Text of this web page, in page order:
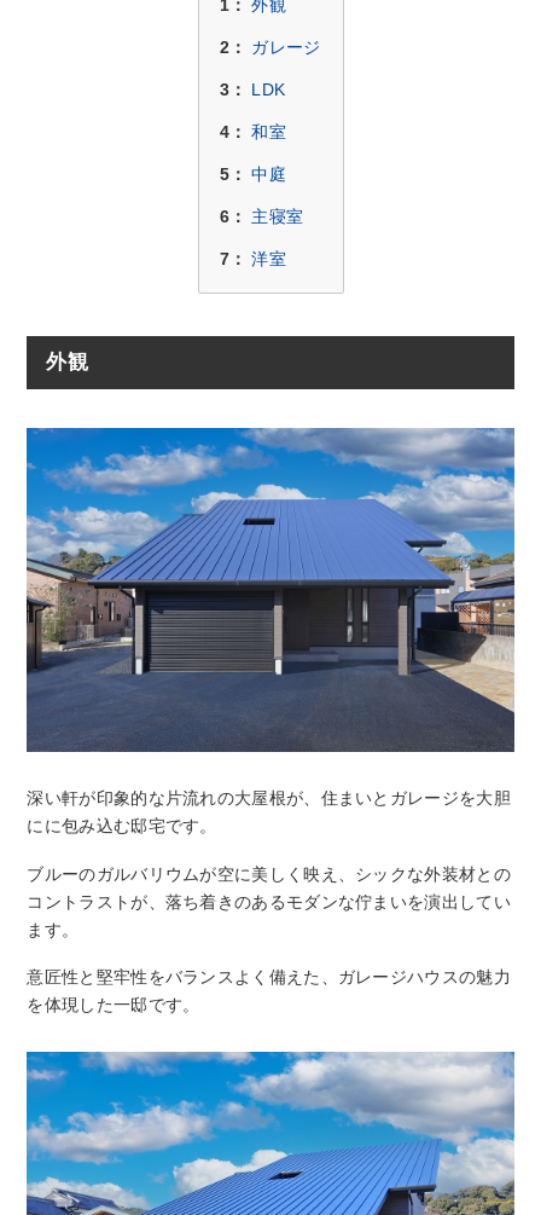
1： 外観
2： ガレージ
3： LDK
4： 和室
5： 中庭
6： 主寝室
7： 洋室
外観
深い軒が印象的な片流れの大屋根が、住まいとガレージを大胆
にに包み込む邸宅です。
ブルーのガルバリウムが空に美しく映え、シックな外装材との
コントラストが、落ち着きのあるモダンな佇まいを演出してい
ます。
意匠性と堅牢性をバランスよく備えた、ガレージハウスの魅力
を体現した一邸です。